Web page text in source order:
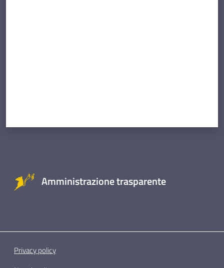
Amministrazione trasparente
Privacy policy